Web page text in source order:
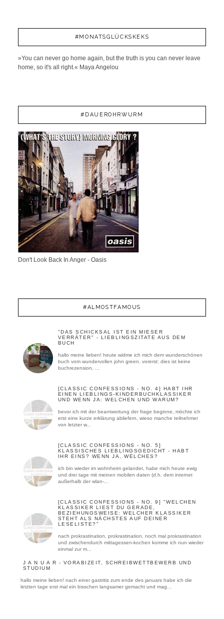
#MONATSGLÜCKSKEKS
»You can never go home again, but the truth is you can never leave
home, so it's all right.« Maya Angelou
#DAUEROHRWURM
Don't Look Back In Anger - Oasis
#ALMOSTFAMOUS
"DAS SCHICKSAL IST EIN MIESER
VERRÄTER" - LIEBLINGSZITATE AUS DEM
BUCH
hallo meine lieben! heute widme ich mich dem wunderschönen
buch vom wundervollen john green. vorerst: dies ist keine
buchrezension, ...
[CLASSIC CONFESSIONS - NO. 4] HABT IHR
EINEN LIEBLINGS-KINDERBUCHKLASSIKER
UND WENN JA: WELCHEN UND WARUM?
bevor ich mit der beantwortung der frage beginne, möchte ich
erst eine kurze erklärung abliefern, wieso manche teilnehmer
von letzter w...
[CLASSIC CONFESSIONS - NO. 5]
KLASSISCHES LIEBLINGSGEDICHT - HABT
IHR EINS? WENN JA, WELCHES?
ich bin wieder im wohnheim gelandet, habe mich heute ewig
und drei tage mit meinen mobilen daten (d.h. dem internet
außerhalb der wlan-...
[CLASSIC CONFESSIONS - NO. 9] "WELCHEN
KLASSIKER LIEST DU GERADE,
BEZIEHUNGSWEISE: WELCHER KLASSIKER
STEHT ALS NÄCHSTES AUF DEINER
LESELISTE?"
nach prokrastination, prokrastination, noch mal prokrastination
und zwischendurch mittagessen-kochen komme ich nun wieder
einmal zur m...
J A N U A R - VORABIZEIT, SCHREIBWETTBEWERB UND
STUDIUM
hallo meine lieben! nach einer gastritis zum ende des januars habe ich die
letzten tage erst mal ein bisschen langsamer gemacht und mag...